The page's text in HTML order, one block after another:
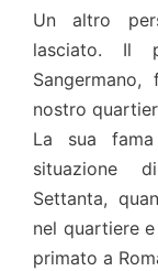
Un altro
lasciato. Il
nostro
La sua
situazione
Settanta,
nel quartiere
primato a